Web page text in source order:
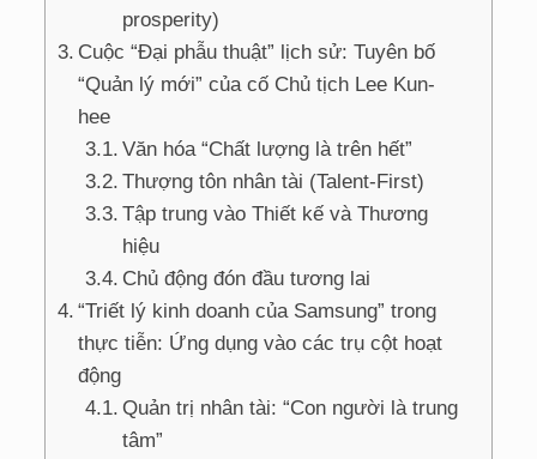
prosperity)
Cuộc “Đại phẫu thuật” lịch sử: Tuyên bố
“Quản lý mới” của cố Chủ tịch Lee Kun-
hee
Văn hóa “Chất lượng là trên hết”
Thượng tôn nhân tài (Talent-First)
Tập trung vào Thiết kế và Thương
hiệu
Chủ động đón đầu tương lai
“Triết lý kinh doanh của Samsung” trong
thực tiễn: Ứng dụng vào các trụ cột hoạt
động
Quản trị nhân tài: “Con người là trung
tâm”